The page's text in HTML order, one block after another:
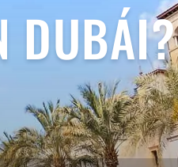
DUBÁI?